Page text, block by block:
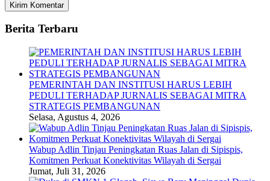
Berita Terbaru
PEMERINTAH DAN INSTITUSI HARUS LEBIH
PEDULI TERHADAP JURNALIS SEBAGAI MITRA
STRATEGIS PEMBANGUNAN
Selasa, Agustus 4, 2026
Wabup Adlin Tinjau Peningkatan Ruas Jalan di Sipispis,
Komitmen Perkuat Konektivitas Wilayah di Sergai
Jumat, Juli 31, 2026